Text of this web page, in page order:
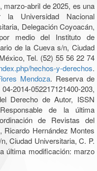
marzo-abril de 2025, es una
la Universidad Nacional
Delegación Coyoacán,
medio del Instituto de
de la Cueva s/n, Ciudad
Tel. (52) 55 56 22 74
hechos-y-derechos.
Mendoza. Reserva de
2014-052217121400-203,
Derecho de Autor, ISSN
de la última
de Revistas del
Ricardo Hernández Montes
Ciudad Universitaria, C. P.
última modificación: marzo